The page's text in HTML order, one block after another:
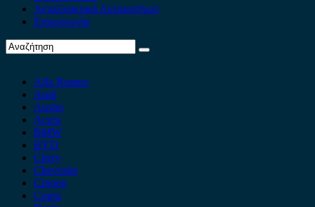
Ανταλλακτικά Αυτοκινήτων
Επικοινωνία
Alfa Romeo
Audi
Austin
Acura
BMW
BYD
Chery
Chevrolet
Citroen
Cupra